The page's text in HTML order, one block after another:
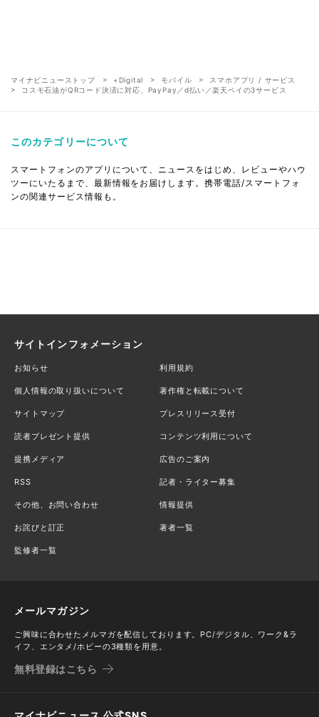
マイナビニューストップ +Digital モバイル
スマホアプリ / サービス
コスモ石油がQRコード決済に対応、PayPay／d払い／楽天ペイの3サービス
このカテゴリーについて
スマートフォンのアプリについて、ニュースをはじめ、レビューやハウ
ツーにいたるまで、最新情報をお届けします。携帯電話/スマートフォ
ンの関連サービス情報も。
サイトインフォメーション
お知らせ 利用規約
個人情報の取り扱いについて 著作権と転載について
サイトマップ プレスリリース受付
読者プレゼント提供 コンテンツ利用について
提携メディア 広告のご案内
RSS 記者・ライター募集
その他、お問い合わせ 情報提供
お詫びと訂正 著者一覧
監修者一覧
メールマガジン
ご興味に合わせたメルマガを配信しております。PC/デジタル、ワーク&ラ
イフ、エンタメ/ホビーの3種類を用意。
無料登録はこちら